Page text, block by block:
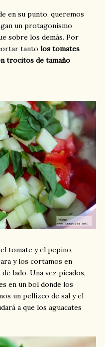
en su punto, queremos
un protagonismo
sobre los demás. Por
tanto los tomates
trocitos de tamaño
tomate y el pepino,
y los cortamos en
lado. Una vez picados,
en un bol donde los
un pellizco de sal y el
a que los aguacates